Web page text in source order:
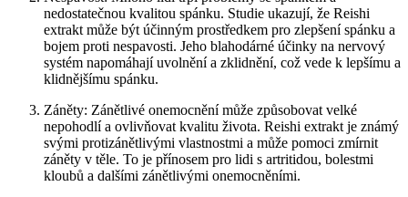
nedostatečnou kvalitou spánku. Studie ukazují, že Reishi
extrakt může být účinným prostředkem pro zlepšení spánku a
bojem proti nespavosti. Jeho blahodárné účinky na nervový
systém napomáhají uvolnění a zklidnění, což vede k lepšímu a
klidnějšímu spánku.
Záněty: Zánětlivé onemocnění může způsobovat velké
nepohodlí a ovlivňovat kvalitu života. Reishi extrakt je známý
svými protizánětlivými vlastnostmi a může pomoci zmírnit
záněty v těle. To je přínosem pro lidi s artritidou, bolestmi
kloubů a dalšími zánětlivými onemocněními.